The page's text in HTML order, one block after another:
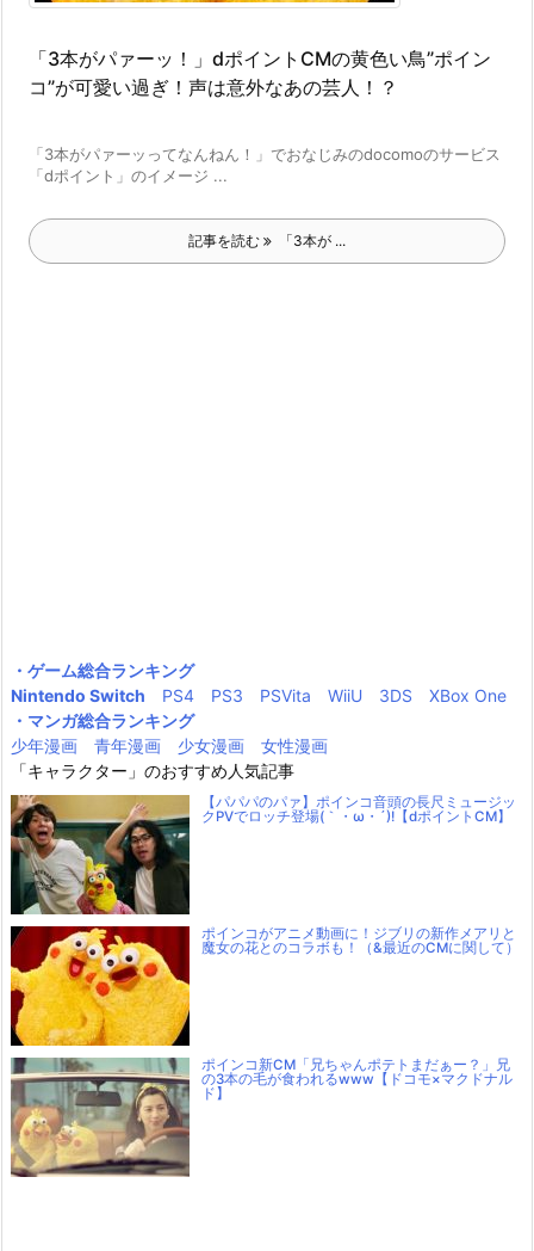
「3本がパァーッ！」dポイントCMの黄色い鳥”ポイン
コ”が可愛い過ぎ！声は意外なあの芸人！？
「3本がパァーッってなんねん！」でおなじみのdocomoのサービス
「dポイント」のイメージ ...
記事を読む 「3本が ...
・ゲーム総合ランキング
Nintendo Switch
PS4 PS3 PSVita WiiU 3DS
XBox One
・マンガ総合ランキング
少年漫画
青年漫画 少女漫画
女性漫画
「キャラクター」のおすすめ人気記事
【パパパのパァ】ポインコ音頭の長尺ミュージッ
クPVでロッチ登場(｀・ω・´)!【dポイントCM】
ポインコがアニメ動画に！ジブリの新作メアリと
魔女の花とのコラボも！（&最近のCMに関して）
ポインコ新CM「兄ちゃんポテトまだぁー？」兄
の3本の毛が食われるwww【ドコモ×マクドナル
ド】